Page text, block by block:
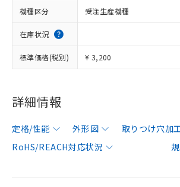
機種区分 受注生産機種
在庫状況
標準価格(税別) ¥ 3,200
詳細情報
定格/性能 外形図 取りつけ穴加
RoHS/REACH対応状況